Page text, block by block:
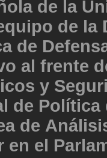
de la
de la
de
al frente
y
de Política
de
en el